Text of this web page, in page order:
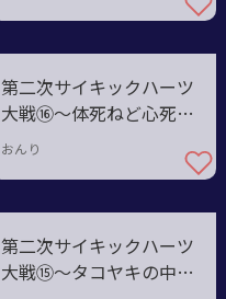
第二次サイキックハーツ
大戦⑯〜体死ねど心死な
ず
おんり
第二次サイキックハーツ
大戦⑮〜タコヤキの中